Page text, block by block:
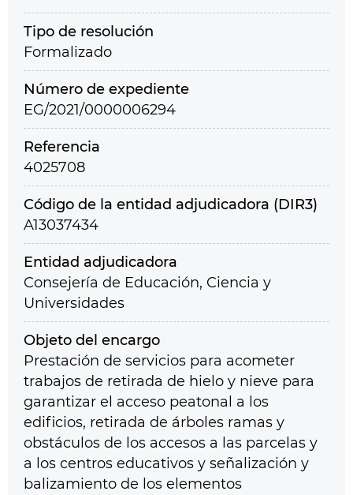
Tipo de resolución
Formalizado
Número de expediente
EG/2021/0000006294
Referencia
4025708
Código de la entidad adjudicadora (DIR3)
A13037434
Entidad adjudicadora
Consejería de Educación, Ciencia y
Universidades
Objeto del encargo
Prestación de servicios para acometer
trabajos de retirada de hielo y nieve para
garantizar el acceso peatonal a los
edificios, retirada de árboles ramas y
obstáculos de los accesos a las parcelas y
a los centros educativos y señalización y
balizamiento de los elementos